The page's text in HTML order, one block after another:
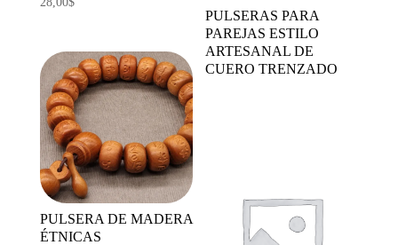
PULSERAS PARA
PAREJAS ESTILO
ARTESANAL DE
CUERO TRENZADO
PULSERA DE MADERA
ÉTNICAS